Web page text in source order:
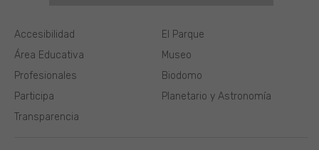
El Parque
Museo
Biodomo
Planetario y Astronomía
Área Educativa
Profesionales
Participa
Transparencia
Accesibilidad